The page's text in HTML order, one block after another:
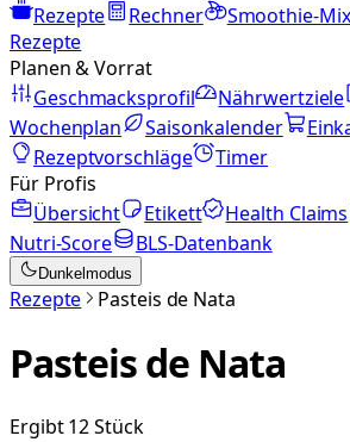
Rezepte
Rechner Smoothie-
Rezepte
Planen & Vorrat
Geschmacksprofil
Nährwertziele
Wochenplan
Saisonkalender
Rezeptvorschläge
Timer
Für Profis
Übersicht
Etikett Health Claims
Nutri-Score
BLS-Datenbank
Dunkelmodus
Rezepte Pasteis de Nata
Pasteis de Nata
Ergibt 12 Stück